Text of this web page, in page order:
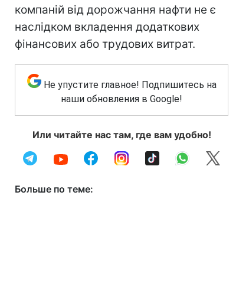
компаній від дорожчання нафти не є
наслідком вкладення додаткових
фінансових або трудових витрат.
Не упустите главное! Подпишитесь на
наши обновления в Google!
Или читайте нас там, где вам удобно!
Больше по теме: